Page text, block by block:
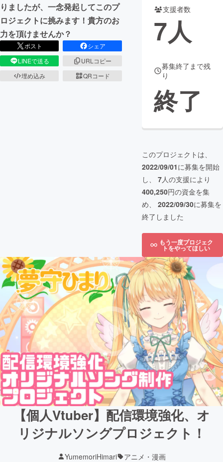
りましたが、一念発起してこのプ
ロジェクトに挑みます！貴方のお
力を頂けませんか？
ポスト
シェア
LINEで送る
URLコピー
埋め込み
QRコード
支援者数
7人
募集終了まで残
り
終了
このプロジェクトは、
2022/09/01に募集を開始
し、 7人の支援により
400,250円の資金を集
め、 2022/09/30に募集を
終了しました
もう一度プロジェク
トをやってほしい
【個人Vtuber】配信環境強化、オ
リジナルソングプロジェクト！
YumemoriHimari アニメ・漫画